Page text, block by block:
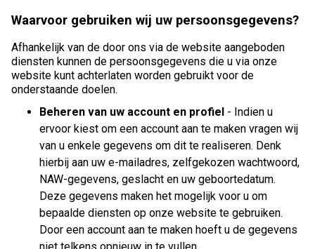
Waarvoor gebruiken wij uw persoonsgegevens?
Afhankelijk van de door ons via de website aangeboden
diensten kunnen de persoonsgegevens die u via onze
website kunt achterlaten worden gebruikt voor de
onderstaande doelen.
Beheren van uw account en profiel - Indien u
ervoor kiest om een account aan te maken vragen wij
van u enkele gegevens om dit te realiseren. Denk
hierbij aan uw e-mailadres, zelfgekozen wachtwoord,
NAW-gegevens, geslacht en uw geboortedatum.
Deze gegevens maken het mogelijk voor u om
bepaalde diensten op onze website te gebruiken.
Door een account aan te maken hoeft u de gegevens
niet telkens opnieuw in te vullen.